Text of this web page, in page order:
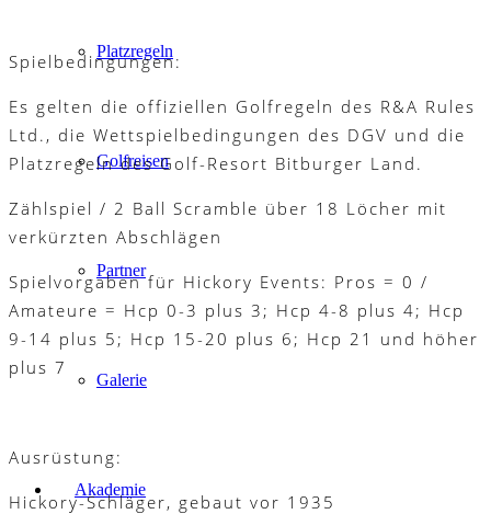
Platzregeln
Golfreisen
Partner
Galerie
Akademie
Spielbedingungen:
Es gelten die offiziellen Golfregeln des R&A Rules
Ltd., die Wettspielbedingungen des DGV und die
Platzregeln des Golf-Resort Bitburger Land.
Zählspiel / 2 Ball Scramble über 18 Löcher mit
verkürzten Abschlägen
Spielvorgaben für Hickory Events: Pros = 0 /
Amateure = Hcp 0-3 plus 3; Hcp 4-8 plus 4; Hcp
9-14 plus 5; Hcp 15-20 plus 6; Hcp 21 und höher
plus 7
Ausrüstung:
Hickory-Schläger, gebaut vor 1935